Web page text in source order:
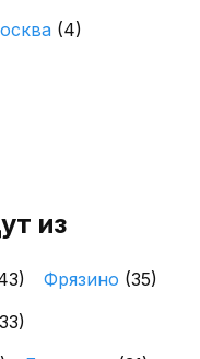
(4)
из
Фрязино (35)